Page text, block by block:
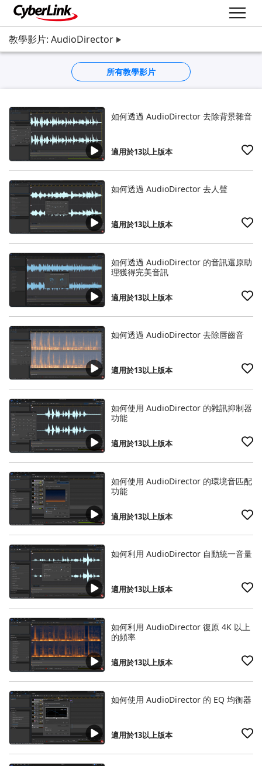
教學影片: AudioDirector
所有教學影片
如何透過 AudioDirector 去除背景雜音
適用於13以上版本
如何透過 AudioDirector 去人聲
適用於13以上版本
如何透過 AudioDirector 的音訊還原助
理獲得完美音訊
適用於13以上版本
如何透過 AudioDirector 去除唇齒音
適用於13以上版本
如何使用 AudioDirector 的雜訊抑制器
功能
適用於13以上版本
如何使用 AudioDirector 的環境音匹配
功能
適用於13以上版本
如何利用 AudioDirector 自動統一音量
適用於13以上版本
如何利用 AudioDirector 復原 4K 以上
的頻率
適用於13以上版本
如何使用 AudioDirector 的 EQ 均衡器
適用於13以上版本